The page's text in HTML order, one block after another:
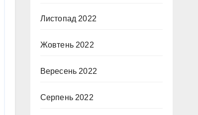
Листопад 2022
Жовтень 2022
Вересень 2022
Серпень 2022